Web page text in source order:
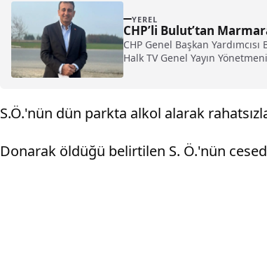
YEREL
CHP’li Bulut’tan
CHP Genel Başkan
Halk TV Genel Yayın
S.Ö.'nün dün parkta alkol alarak
Donarak öldüğü belirtilen S. Ö.'nün